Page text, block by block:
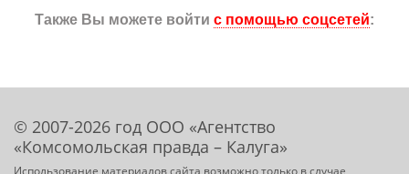
Также Вы можете войти с помощью соцсетей:
© 2007-2026 год ООО «Агентство
«Комсомольская правда – Калуга»